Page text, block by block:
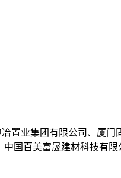
置业集团有限公司、厦
国百美富晟建材科技有